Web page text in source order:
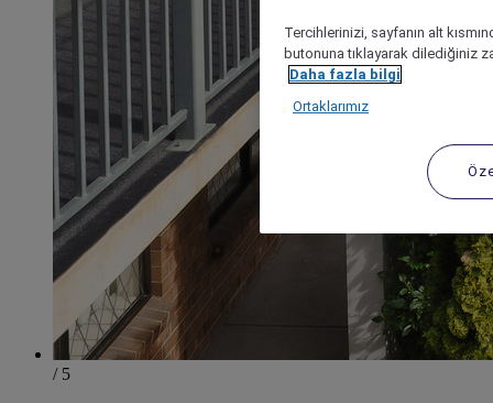
/ 5
Tercihlerinizi, sayfanın alt
butonuna tıklayarak dilediğiniz
Daha fazla bilgi
Ortaklarımız